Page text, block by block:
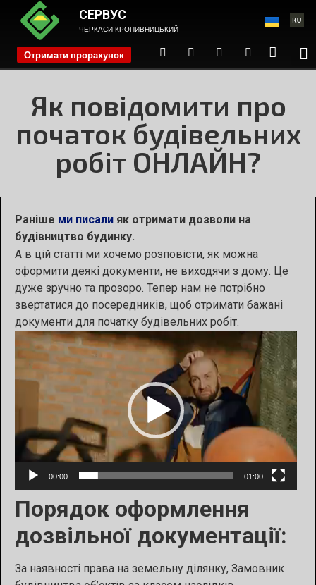
СЕРВУС
ЧЕРКАСИ КРОПИВНИЦЬКИЙ
Отримати прорахунок phone
Як повідомити про
початок будівельних
робіт ОНЛАЙН?
Раніше ми писали як отримати дозволи на
будівництво будинку.
А в цій статті ми хочемо розповісти, як можна
оформити деякі документи, не виходячи з дому. Це
дуже зручно та прозоро. Тепер нам не потрібно
звертатися до посередників, щоб отримати бажані
документи для початку будівельних робіт.
Відеопрогравач
00:00 01:00
Порядок оформлення
дозвільної документації:
За наявності права на земельну ділянку, Замовник